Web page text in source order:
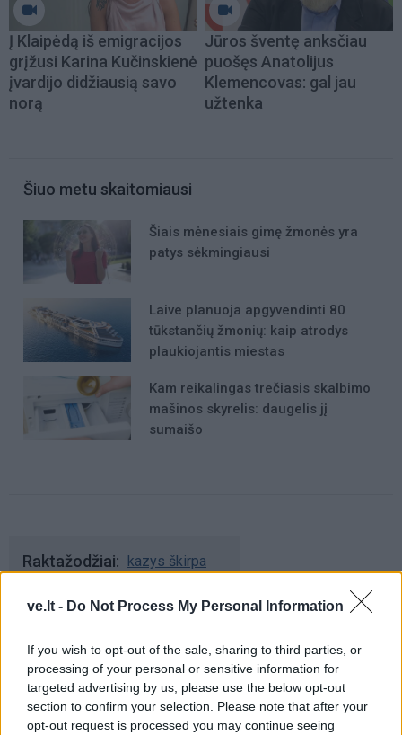
ve.lt - Do Not Process My Personal Information
If you wish to opt-out of the sale, sharing to third parties, or
processing of your personal or sensitive information for
targeted advertising by us, please use the below opt-out
section to confirm your selection. Please note that after your
opt-out request is processed you may continue seeing
Į Klaipėdą iš emigracijos
grįžusi Karina Kučinskienė
įvardijo didžiausią savo
norą
Jūros šventę anksčiau
puošęs Anatolijus
Klemencovas: gal jau
užtenka
Šiuo metu skaitomiausi
Šiais mėnesiais gimę žmonės yra
patys sėkmingiausi
Laive planuoja apgyvendinti 80
tūkstančių žmonių: kaip atrodys
plaukiojantis miestas
Kam reikalingas trečiasis skalbimo
mašinos skyrelis: daugelis jį
sumaišo
Raktažodžiai kazys škirpa
Rašyti komentarą